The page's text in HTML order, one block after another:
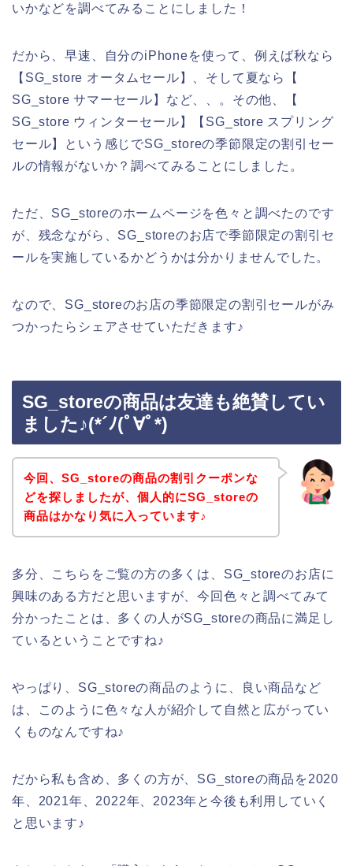
いかなどを調べてみることにしました！
だから、早速、自分のiPhoneを使って、例えば秋なら
【SG_store オータムセール】、そして夏なら【
SG_store サマーセール】など、、。その他、【
SG_store ウィンターセール】【SG_store スプリング
セール】という感じでSG_storeの季節限定の割引セー
ルの情報がないか？調べてみることにしました。
ただ、SG_storeのホームページを色々と調べたのです
が、残念ながら、SG_storeのお店で季節限定の割引セ
ールを実施しているかどうかは分かりませんでした。
なので、SG_storeのお店の季節限定の割引セールがみ
つかったらシェアさせていただきます♪
SG_storeの商品は友達も絶賛してい
ました♪(*´ﾉ(ﾟ∀ﾟ*)
今回、SG_storeの商品の割引クーポンな
どを探しましたが、個人的にSG_storeの
商品はかなり気に入っています♪
多分、こちらをご覧の方の多くは、SG_storeのお店に
興味のある方だと思いますが、今回色々と調べてみて
分かったことは、多くの人がSG_storeの商品に満足し
ているということですね♪
やっぱり、SG_storeの商品のように、良い商品など
は、このように色々な人が紹介して自然と広がってい
くものなんですね♪
だから私も含め、多くの方が、SG_storeの商品を2020
年、2021年、2022年、2023年と今後も利用していく
と思います♪